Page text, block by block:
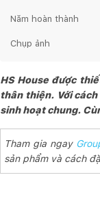
Năm hoàn thành
Chụp ảnh
HS House được
thân thiện. Với
sinh hoạt chung.
Tham gia ngay
sản phẩm và cách